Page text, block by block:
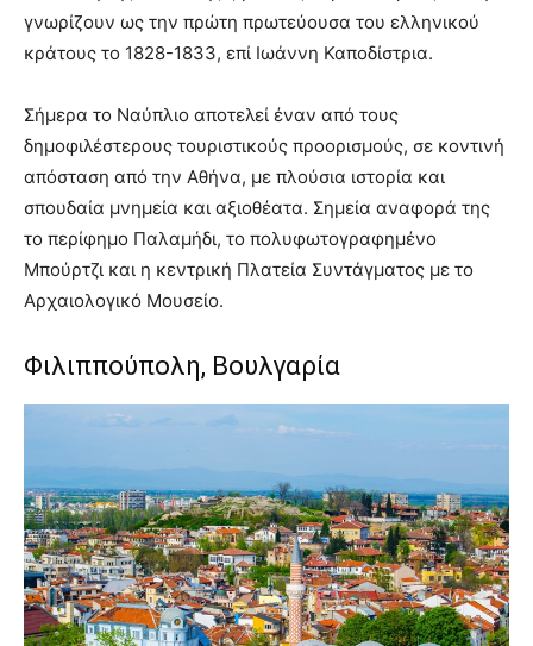
γνωρίζουν ως την πρώτη πρωτεύουσα του ελληνικού
κράτους το 1828-1833, επί Ιωάννη Καποδίστρια.
Σήμερα το Ναύπλιο αποτελεί έναν από τους
δημοφιλέστερους τουριστικούς προορισμούς, σε κοντινή
απόσταση από την Αθήνα, με πλούσια ιστορία και
σπουδαία μνημεία και αξιοθέατα. Σημεία αναφορά της
το περίφημο Παλαμήδι, το πολυφωτογραφημένο
Μπούρτζι και η κεντρική Πλατεία Συντάγματος με το
Αρχαιολογικό Μουσείο.
Φιλιππούπολη, Βουλγαρία